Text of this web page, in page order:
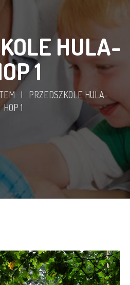
HULA-
1
|
PRZEDSZKOLE HULA-
HOP 1